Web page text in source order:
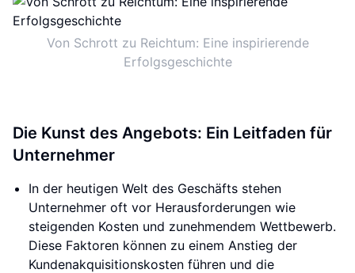
Von Schrott zu Reichtum: Eine inspirierende
Erfolgsgeschichte
Die Kunst des Angebots: Ein Leitfaden für
Unternehmer
In der heutigen Welt des Geschäfts stehen
Unternehmer oft vor Herausforderungen wie
steigenden Kosten und zunehmendem Wettbewerb.
Diese Faktoren können zu einem Anstieg der
Kundenakquisitionskosten führen und die